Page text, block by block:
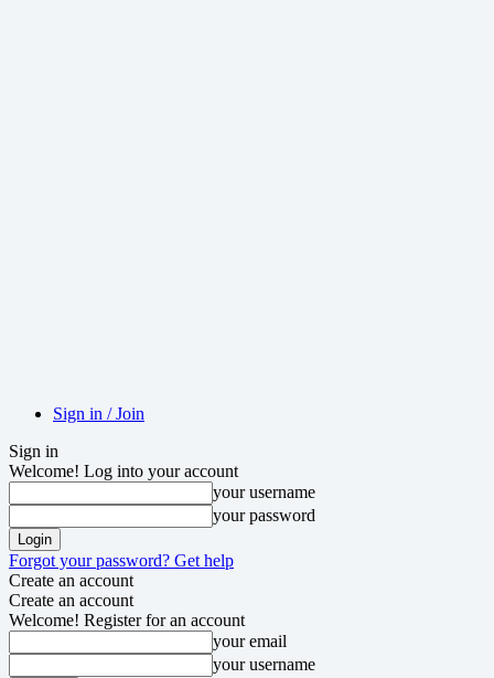
Sign in / Join
Sign in
Welcome! Log into your account
your username
your password
Forgot your password? Get help
Create an account
Create an account
Welcome! Register for an account
your email
your username